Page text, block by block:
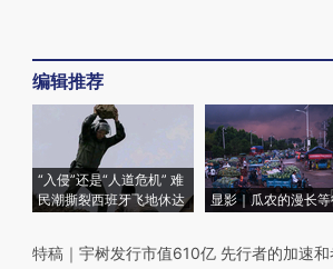
编辑推荐
“入侵”还是“人道危机” 难
民潮撕裂西班牙飞地休达
显影｜瓜农的漫长
特稿 ｜ 宇树发行市值610亿 先行者的加速和